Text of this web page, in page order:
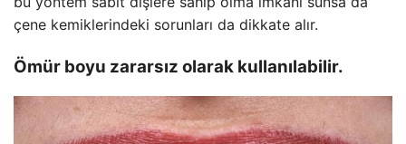
çene kemiklerindeki sorunları da dikkate alır.
Ömür boyu zararsız olarak kullanılabilir.